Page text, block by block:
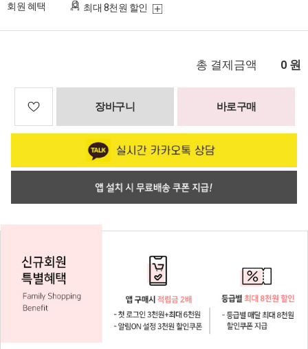
회원 혜택 최대 8천원 할인
총 결제금액 0 원
장바구니 바로구매